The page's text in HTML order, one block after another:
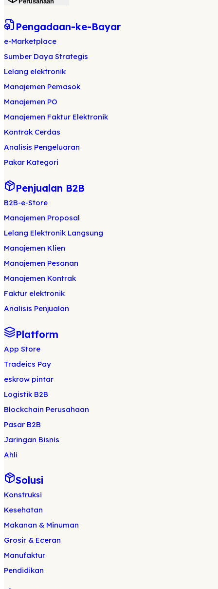
Pengadaan-ke-Bayar
e-Marketplace
Sumber Daya Strategis
Lelang elektronik
Manajemen Pemasok
Manajemen PO
Manajemen Faktur Elektronik
Kontrak Cerdas
Analisis Pengeluaran
Pakar Kategori
Penjualan B2B
B2B-e-Store
Manajemen Proposal
Lelang Elektronik Langsung
Manajemen Klien
Manajemen Pesanan
Manajemen Kontrak
Faktur elektronik
Analisis Penjualan
Platform
App Store
Tradeics Pay
eskrow pintar
Logistik B2B
Blockchain Perusahaan
Pasar B2B
Jaringan Bisnis
Ahli
Solusi
Konstruksi
Kesehatan
Makanan & Minuman
Grosir & Eceran
Manufaktur
Pendidikan